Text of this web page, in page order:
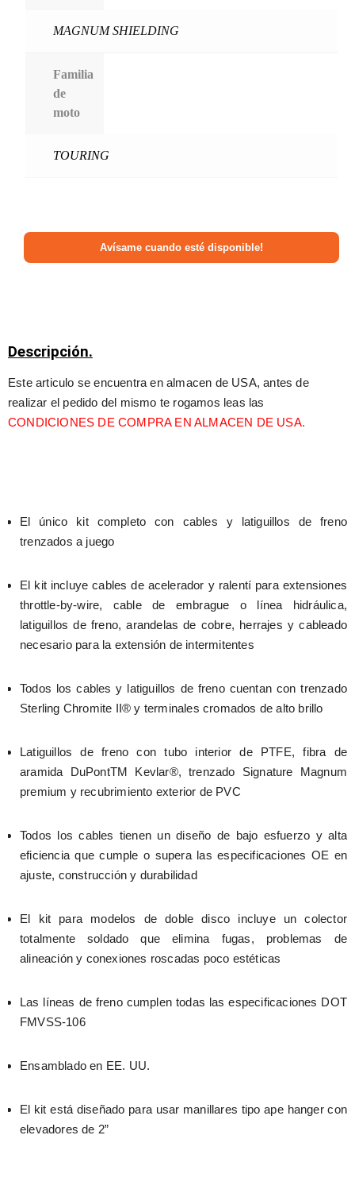
MAGNUM SHIELDING
Familia
de
moto
TOURING
Descripción.
Este articulo se encuentra en almacen de USA, antes de
CONDICIONES DE COMPRA EN ALMACEN DE USA.
El único kit completo con cables y latiguillos de freno
trenzados a juego
El kit incluye cables de acelerador y ralentí para extensiones
throttle-by-wire, cable de embrague o línea hidráulica,
latiguillos de freno, arandelas de cobre, herrajes y cableado
necesario para la extensión de intermitentes
Todos los cables y latiguillos de freno cuentan con trenzado
Sterling Chromite II® y terminales cromados de alto brillo
Latiguillos de freno con tubo interior de PTFE, fibra de
aramida DuPontTM Kevlar®, trenzado Signature Magnum
premium y recubrimiento exterior de PVC
Todos los cables tienen un diseño de bajo esfuerzo y alta
eficiencia que cumple o supera las especificaciones OE en
ajuste, construcción y durabilidad
El kit para modelos de doble disco incluye un colector
totalmente soldado que elimina fugas, problemas de
alineación y conexiones roscadas poco estéticas
Las líneas de freno cumplen todas las especificaciones DOT
FMVSS-106
Ensamblado en EE. UU.
El kit está diseñado para usar manillares tipo ape hanger con
elevadores de 2”